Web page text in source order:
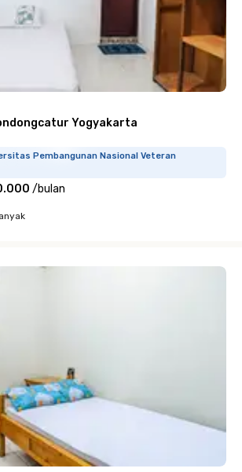
Yogyakarta
Pembangunan Nasional Veteran
/bulan